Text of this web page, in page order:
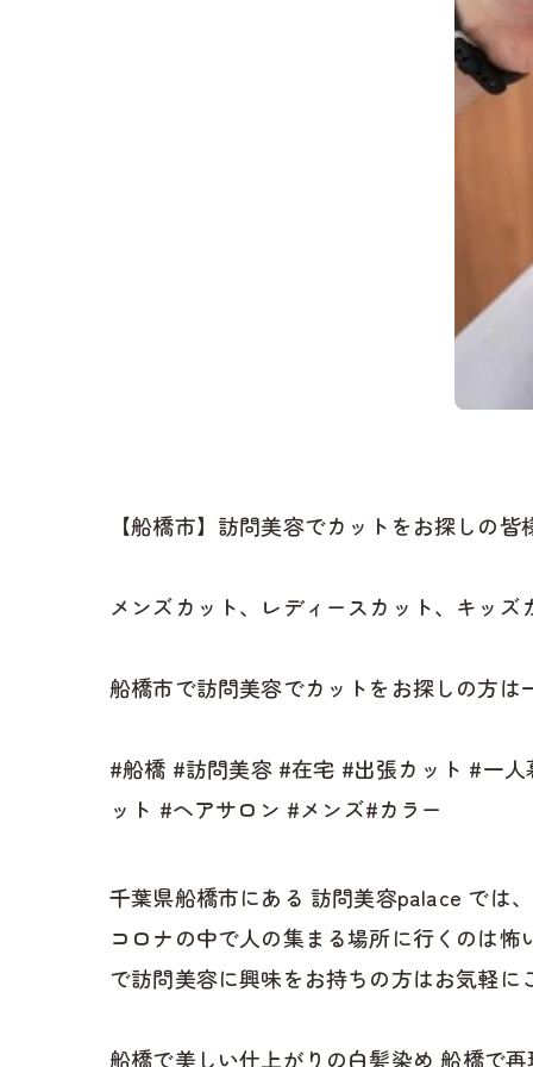
【船橋市】訪問美容でカットをお探しの
メンズカット、レディースカット、キッズ
船橋市で訪問美容でカットをお探しの方
#船橋 #訪問美容 #在宅 #出張カット #一
ット #ヘアサロン #メンズ#カラー
千葉県船橋市にある 訪問美容palace では
コロナの中で人の集まる場所に行くのは
で訪問美容に興味をお持ちの方はお気軽に
船橋で美しい仕上がりの白髪染め 船橋で